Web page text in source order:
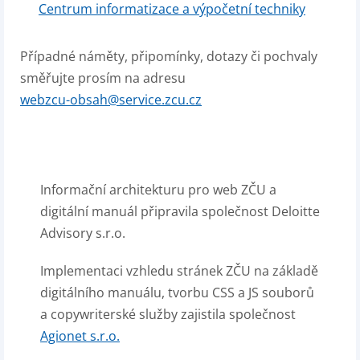
Centrum informatizace a výpočetní techniky
Případné náměty, připomínky, dotazy či pochvaly
směřujte prosím na adresu
webzcu-obsah@service.zcu.cz
Informační architekturu pro web ZČU a
digitální manuál připravila společnost Deloitte
Advisory s.r.o.
Implementaci vzhledu stránek ZČU na základě
digitálního manuálu, tvorbu CSS a JS souborů
a copywriterské služby zajistila společnost
Agionet s.r.o.